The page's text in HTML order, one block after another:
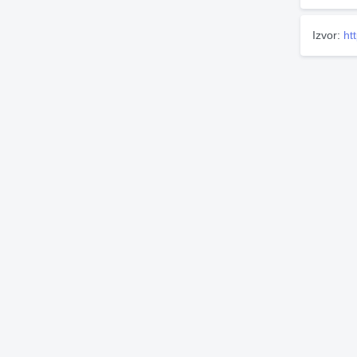
Izvor: